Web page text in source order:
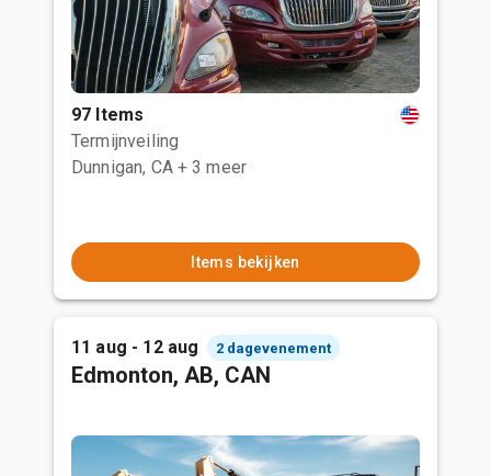
97 Items
Termijnveiling
Dunnigan, CA + 3 meer
Items bekijken
11 aug - 12 aug 2 dagevenement
Edmonton, AB, CAN